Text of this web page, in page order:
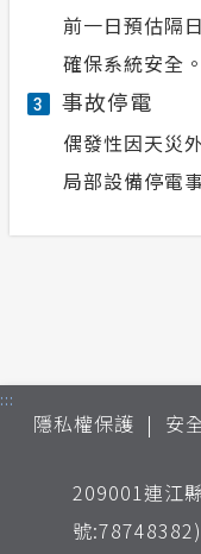
前一日預估隔
確保系統安全。
3 事故停電
偶發性因天災
局部設備停電
:::
隱私權保護 安
209001連江
號:78748382)